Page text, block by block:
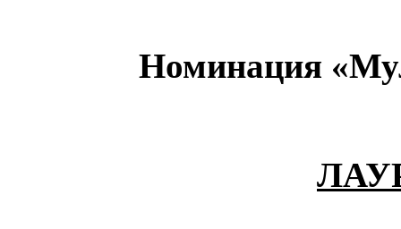
Номинация